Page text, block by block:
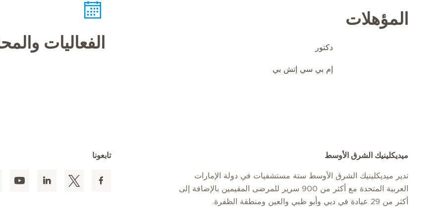
المؤهلات
دكتور
إم بي سي إتش بي
الفعاليات
ميديكلينيك الشرق الأوسط
تدير ميديكلينيك الشرق الأوسط ستة مستشفيات في دولة الإمارات
العربية المتحدة مع أكثر من 900 سرير للمرضى المقيمين بالإضافة إلى
أكثر من 29 عيادة في دبي وأبو ظبي والعين ومنطقة الظفرة.
تابعونا